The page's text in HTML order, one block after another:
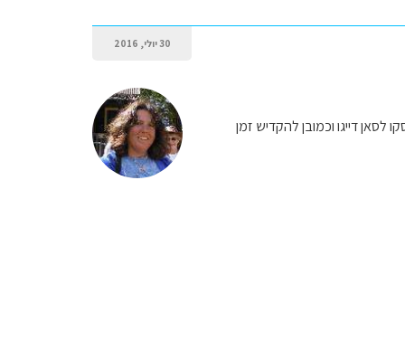
30 יולי, 2016
לסאן דייגו וכמובן להקדיש זמן